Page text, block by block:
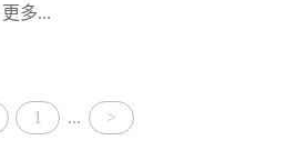
安徽
贵州
云南 西藏
甘肃
青海 宁夏
更多...
1 ... >